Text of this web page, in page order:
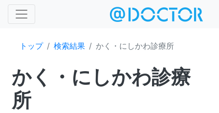
トップ 検索結果 かく・にしかわ診療所
かく・にしかわ診療
所